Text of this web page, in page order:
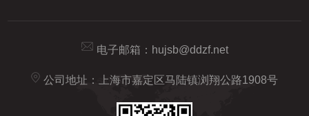
电子邮箱： hujsb@ddzf.net
公司地址：上海市嘉定区马陆镇浏翔公路1908号